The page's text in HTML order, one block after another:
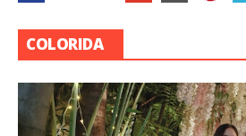
COLORIDA